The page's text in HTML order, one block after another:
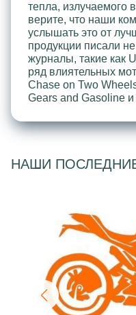
тепла,
верите, что наши
услышать это от
продукции писали
журналы, такие как
ряд влиятельных
Chase on Two
Gears and Gasoline и
НАШИ